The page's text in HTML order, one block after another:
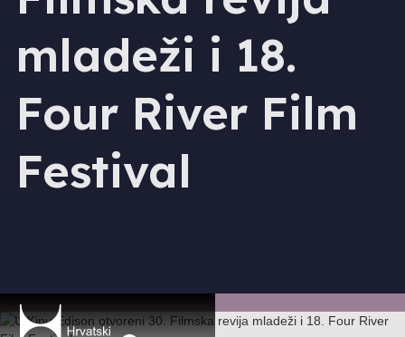
mladeži i 18.
Four River Film
Festival